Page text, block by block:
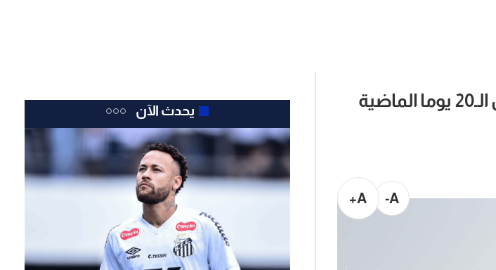
القيادة المركزية الأميركية: غيرنا مسار 48 سفينة خلال الـ20 يوما الماضية
A-
A+
يحدث الآن